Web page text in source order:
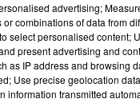
homme a écopé
advertising;
or combinations of data from
select personalised content;
present advertising and
as IP address and browsing
Use precise geolocation
information transmitted